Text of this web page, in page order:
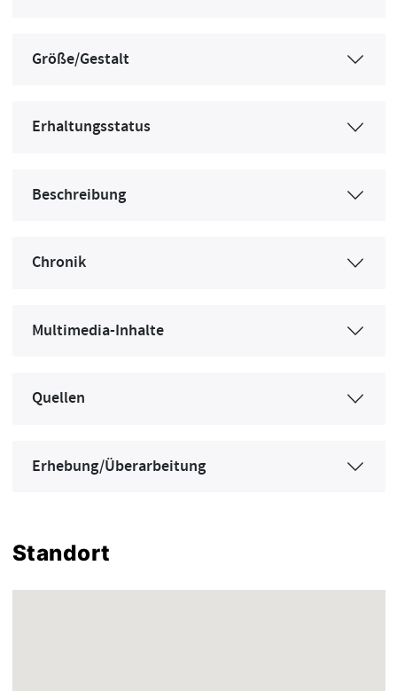
Größe/Gestalt
Erhaltungsstatus
Beschreibung
Chronik
Multimedia-Inhalte
Quellen
Erhebung/Überarbeitung
Standort